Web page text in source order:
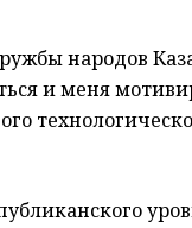
народов
и меня